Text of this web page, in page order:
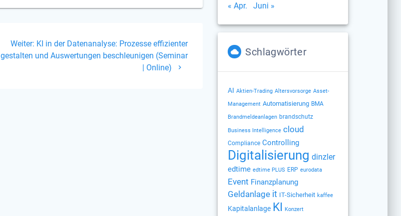
Weiter: Nächster
Beitrag:
KI in der Datenanalyse: Prozesse effizienter
gestalten und Auswertungen beschleunigen (Seminar
| Online)
« Apr. Juni »
Schlagwörter
AI Aktien-Trading Altersvorsorge Asset-
Management Automatisierung BMA
Brandmeldeanlagen brandschutz
Business Intelligence cloud
Compliance Controlling
Digitalisierung dinzler
edtime edtime PLUS ERP eurodata
Event Finanzplanung
Geldanlage it IT-Sicherheit kaffee
Kapitalanlage KI Konzert